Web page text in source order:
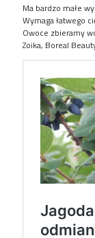
Ma bardzo małe
Wymaga łatwego
Owoce zbieramy
Zoika, Boreal